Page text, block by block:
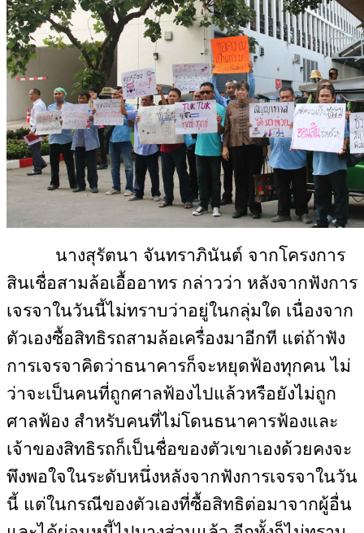
นางสุรัตนา จันทราภินันต์ จากโครงการ
สินเชื่อสามล้อเอื้ออาทร กล่าวว่า หลังจากฟังการ
เจรจาในวันนี้ไม่ทราบว่าอยู่ในกลุ่มใด เนื่องจาก
ตัวเองซื้อสิทธิรถสามล้อเครื่องมาอีกที แต่ถ้าฟัง
การเจรจาคิดว่าธนาคารก็จะหยุดฟ้องทุกคน ไม่
ว่าจะเป็นคนที่ถูกศาลฟ้องไปแล้วหรือยังไม่ถูก
ศาลฟ้อง สำหรับคนที่ไม่โดนธนาคารฟ้องและ
เจ้าของสิทธิรถก็เป็นชื่อของตัวเขาเองด้วยคงจะ
พึงพอใจในระดับหนึ่งหลังจากฟังการเจรจาในวัน
นี้ แต่ในกรณีของตัวเองที่ซื้อสิทธิต่อมาจากผู้อื่น